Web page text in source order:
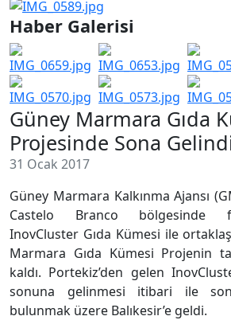
Haber Galerisi
Güney Marmara Gıda
Projesinde Sona
31 Ocak 2017
Güney Marmara Kalkınma Ajansı
Castelo Branco bölgesinde
InovCluster Gıda Kümesi ile
Marmara Gıda Kümesi Projenin
kaldı. Portekiz’den gelen
sonuna gelinmesi itibari ile
bulunmak üzere Balıkesir’e geldi.